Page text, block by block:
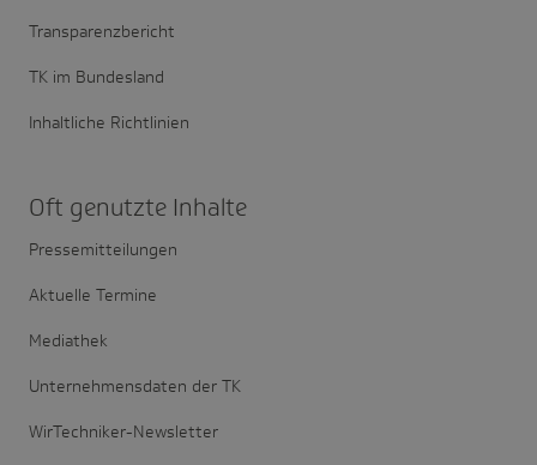
Transparenzbericht
TK im Bundesland
Inhaltliche Richtlinien
Oft genutzte Inhalte
Pressemitteilungen
Aktuelle Termine
Mediathek
Unternehmensdaten der TK
WirTechniker-Newsletter